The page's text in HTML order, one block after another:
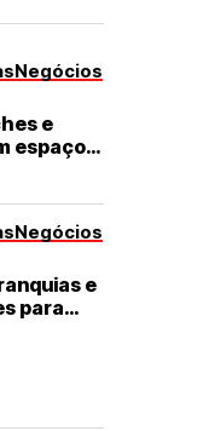
Negócios
e
espaço
Negócios
e
para
do